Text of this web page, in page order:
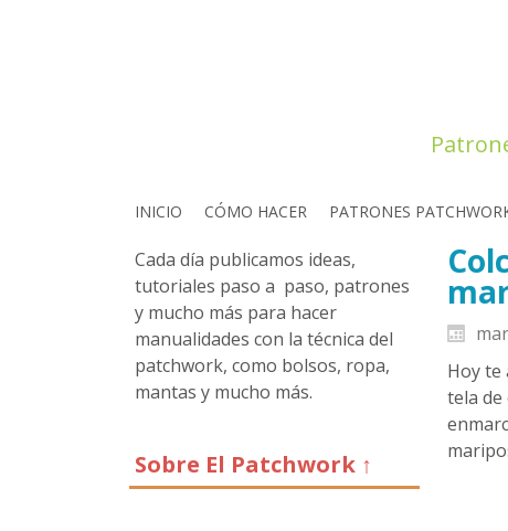
INICIO CÓMO HACER PATRONES
Cada día publicamos ideas,
tutoriales paso a paso, patrones
y mucho más para hacer
manualidades con la técnica del
patchwork, como bolsos, ropa,
mantas y mucho más.
Sobre El Patchwork ↑
Hoy te
tela de